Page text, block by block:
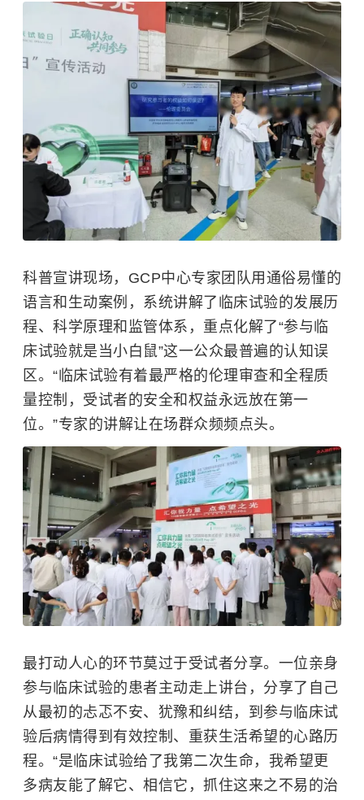
科普宣讲现场，GCP中心专家团队用通俗易懂的
语言和生动案例，系统讲解了临床试验的发展历
程、科学原理和监管体系，重点化解了“参与临
床试验就是当小白鼠”这一公众最普遍的认知误
区。“临床试验有着最严格的伦理审查和全程质
量控制，受试者的安全和权益永远放在第一
位。”专家的讲解让在场群众频频点头。
最打动人心的环节莫过于受试者分享。一位亲身
参与临床试验的患者主动走上讲台，分享了自己
从最初的忐忑不安、犹豫和纠结，到参与临床试
验后病情得到有效控制、重获生活希望的心路历
程。“是临床试验给了我第二次生命，我希望更
多病友能了解它、相信它，抓住这来之不易的治